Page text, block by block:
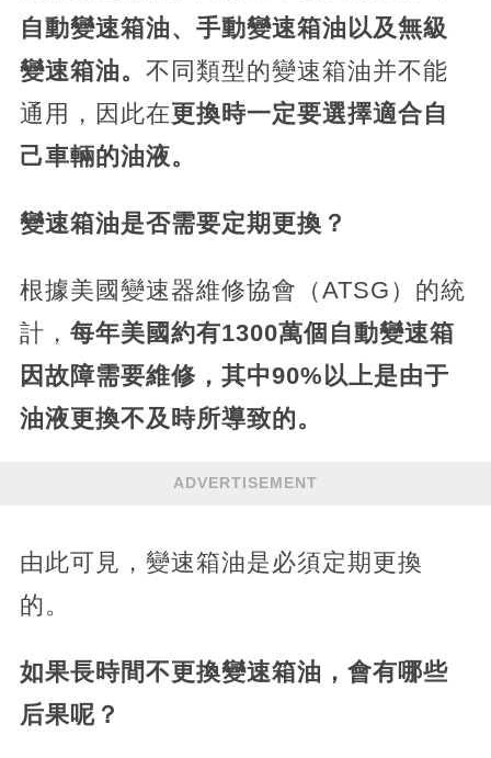
自動變速箱油、手動變速箱油以及無級
變速箱油。 不同類型的變速箱油并不能
通用，因此在更換時一定要選擇適合自
己車輛的油液。
變速箱油是否需要定期更換？
根據美國變速器維修協會（ATSG）的統
計， 每年美國約有1300萬個自動變速箱
因故障需要維修，其中90%以上是由于
油液更換不及時所導致的。
ADVERTISEMENT
由此可見，變速箱油是必須定期更換
的。
如果長時間不更換變速箱油，會有哪些
后果呢？